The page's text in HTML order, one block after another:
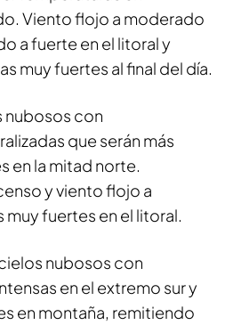
Viento flojo a moderado
a fuerte en el litoral y
muy fuertes al final del día.
nubosos con
que serán más
en la mitad norte.
y viento flojo a
fuertes en el litoral.
nubosos con
en el extremo sur y
en montaña, remitiendo